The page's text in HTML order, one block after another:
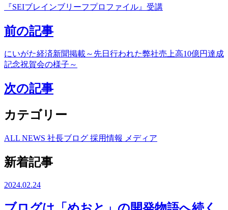
『SEIブレインブリーフプロファイル』受講
前の記事
にいがた経済新聞掲載～先日行われた弊社売上高10億円達成
記念祝賀会の様子～
次の記事
カテゴリー
ALL NEWS 社長ブログ 採用情報 メディア
新着記事
2024.02.24